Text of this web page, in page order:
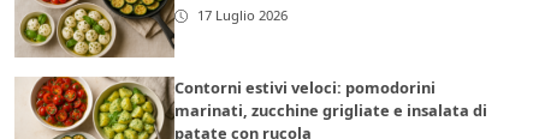
17 Luglio 2026
Contorni estivi veloci: pomodorini
marinati, zucchine grigliate e insalata di
patate con rucola